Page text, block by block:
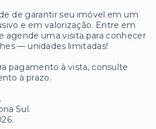
de garantir seu imóvel em um
e em valorização. Entre em
agende uma visita para conhecer
— unidades limitadas!
pagamento à vista, consulte
à prazo.
Sul.